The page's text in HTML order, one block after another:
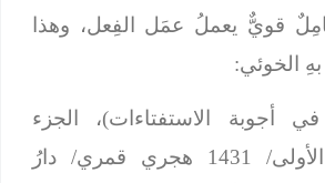
قويٌّ يعملُ عمَل الفِعل، وهذا
الخوئي:
أجوبة الاستفتاءات)، الجزء
الثاني/ الطبعةُ الأولى/ 1431 هجري قمري/ دارُ